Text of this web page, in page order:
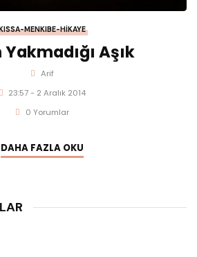
MENKIBE-HIKAYE
Aşık
Arif
23:57 - 2 Aralık 2014
0 Yorumlar
DAHA FAZLA OKU